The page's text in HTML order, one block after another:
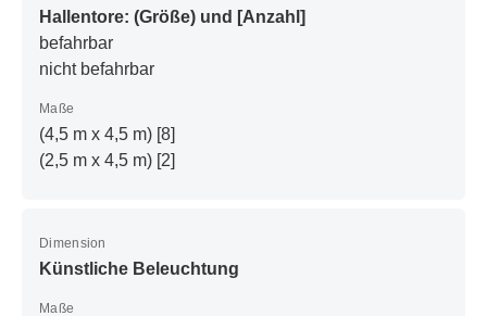
Hallentore: (Größe) und [Anzahl]
befahrbar
nicht befahrbar
Maße
(4,5 m x 4,5 m) [8]
(2,5 m x 4,5 m) [2]
Dimension
Künstliche Beleuchtung
Maße